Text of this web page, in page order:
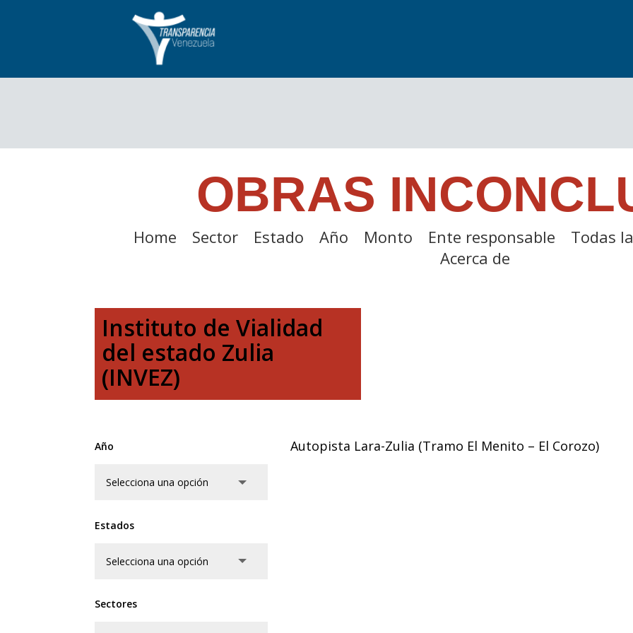
OBRAS
Home Sector Estado Año Monto Ente responsable
Todas
Acerca de
Instituto de Vialidad
del estado Zulia
(INVEZ)
Año
Estados
Sectores
Autopista Lara-Zulia (Tramo El Menito – El Corozo)